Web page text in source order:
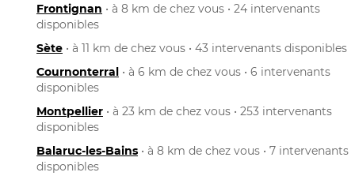
Frontignan • à 8 km de chez vous • 24 intervenants
disponibles
Sète • à 11 km de chez vous • 43 intervenants disponibles
Cournonterral • à 6 km de chez vous • 6 intervenants
disponibles
Montpellier • à 23 km de chez vous • 253 intervenants
disponibles
Balaruc-les-Bains • à 8 km de chez vous • 7 intervenants
disponibles